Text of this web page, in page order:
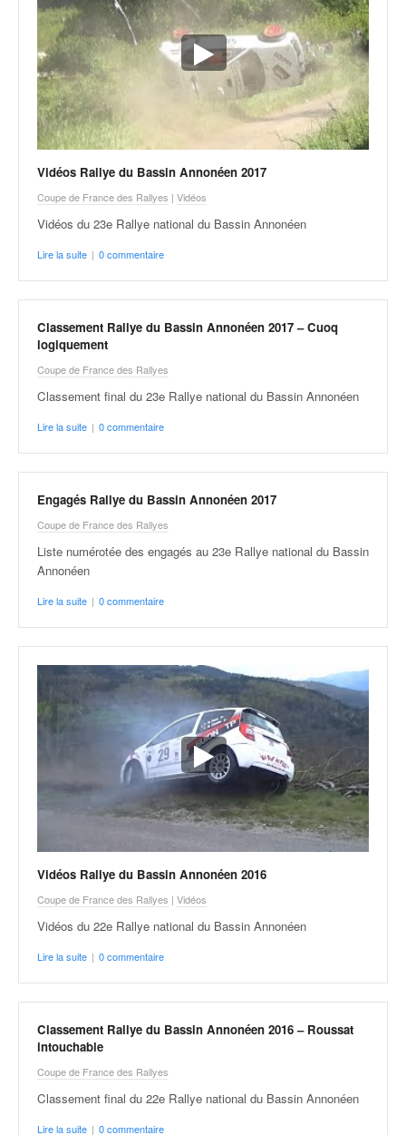
Vidéos Rallye du Bassin Annonéen 2017
Coupe de France des Rallyes | Vidéos
Vidéos du 23e Rallye national du Bassin Annonéen
Lire la suite | 0 commentaire
Classement Rallye du Bassin Annonéen 2017 – Cuoq
logiquement
Coupe de France des Rallyes
Classement final du 23e Rallye national du Bassin Annonéen
Lire la suite | 0 commentaire
Engagés Rallye du Bassin Annonéen 2017
Coupe de France des Rallyes
Liste numérotée des engagés au 23e Rallye national du Bassin
Annonéen
Lire la suite | 0 commentaire
Vidéos Rallye du Bassin Annonéen 2016
Coupe de France des Rallyes | Vidéos
Vidéos du 22e Rallye national du Bassin Annonéen
Lire la suite | 0 commentaire
Classement Rallye du Bassin Annonéen 2016 – Roussat
intouchable
Coupe de France des Rallyes
Classement final du 22e Rallye national du Bassin Annonéen
Lire la suite | 0 commentaire